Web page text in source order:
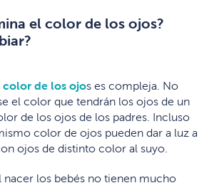
el color de los ojos?
de los ojos es compleja. No
el color que tendrán los ojos de un
de los ojos de los padres. Incluso
color de ojos pueden dar a luz a
ojos de distinto color al suyo.
nacer los bebés no tienen mucho